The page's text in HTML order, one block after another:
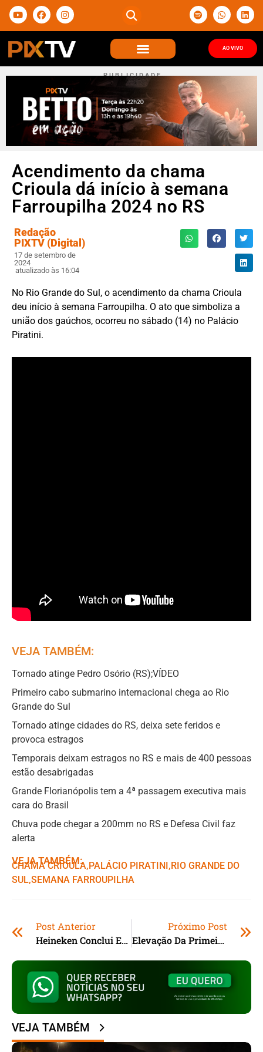
AO VIVO
P U B L I C I D A D E
Acendimento da chama
Crioula dá início à semana
Farroupilha 2024 no RS
Redação
PIXTV (Digital)
17 de setembro de
2024
atualizado às 16:04
No Rio Grande do Sul, o acendimento da chama Crioula
deu início à semana Farroupilha. O ato que simboliza a
união dos gaúchos, ocorreu no sábado (14) no Palácio
Piratini.
VEJA TAMBÉM:
Tornado atinge Pedro Osório (RS);VÍDEO
Primeiro cabo submarino internacional chega ao Rio
Grande do Sul
Tornado atinge cidades do RS, deixa sete feridos e
provoca estragos
Temporais deixam estragos no RS e mais de 400 pessoas
estão desabrigadas
Grande Florianópolis tem a 4ª passagem executiva mais
cara do Brasil
Chuva pode chegar a 200mm no RS e Defesa Civil faz
alerta
VEJA TAMBÉM:
CHAMA CRIOULA,ㅤPALÁCIO PIRATINI,ㅤRIO GRANDE DO
SUL,ㅤSEMANA FARROUPILHA
Post Anterior
Heineken Conclui Expansão No Paraná
Próximo Post
Elevação Da Primeira Basílica De Santa Catarina Acontece Em Içara
VEJA TAMBÉM